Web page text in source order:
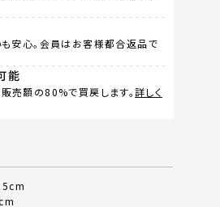
も安心。会員はお客様都合返品で
能
売額の80%で買戻します。詳しく